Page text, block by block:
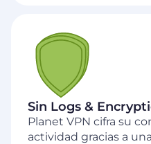
Sin Logs &
Planet VPN cifra su
actividad gracias a